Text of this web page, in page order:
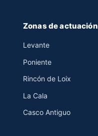
Zonas de actuación
Levante
Poniente
Rincón de Loix
La Cala
Casco Antiguo